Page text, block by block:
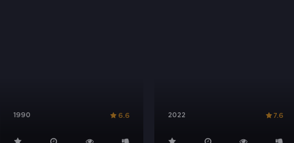
1990 6.6 2022 7.6